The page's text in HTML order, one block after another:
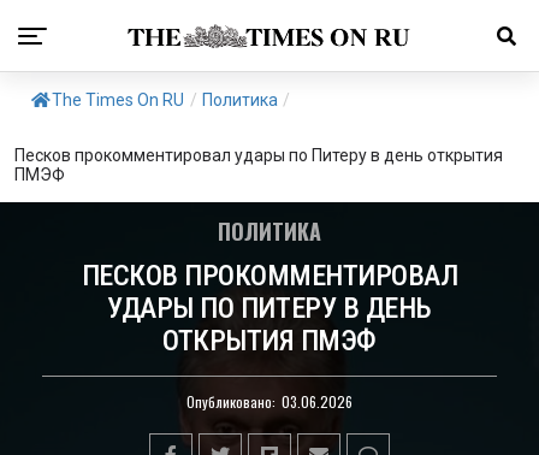
The Times On RU / Политика /
Песков прокомментировал удары по Питеру в день открытия
ПМЭФ
ПОЛИТИКА
ПЕСКОВ ПРОКОММЕНТИРОВАЛ
УДАРЫ ПО ПИТЕРУ В ДЕНЬ
ОТКРЫТИЯ ПМЭФ
Опубликовано: 03.06.2026